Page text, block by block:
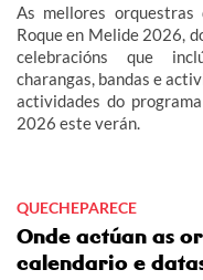
As mellores
Roque en Melide 2026,
celebracións que
charangas, bandas e
actividades do
2026 este verán.
QUECHEPARECE
Onde actúan as
calendario e